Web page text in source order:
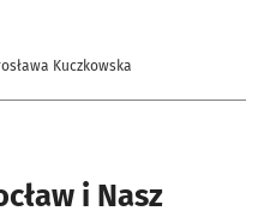
Kuczkowska
i Nasz